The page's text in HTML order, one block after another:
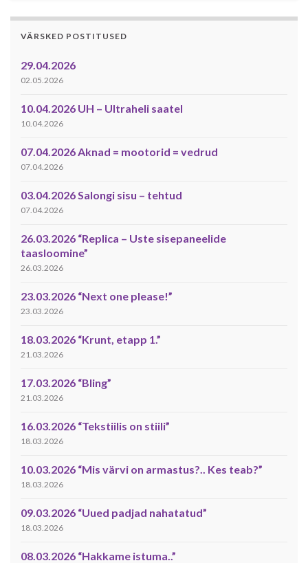
VÄRSKED POSTITUSED
29.04.2026
02.05.2026
10.04.2026 UH – Ultraheli saatel
10.04.2026
07.04.2026 Aknad = mootorid = vedrud
07.04.2026
03.04.2026 Salongi sisu – tehtud
07.04.2026
26.03.2026 “Replica – Uste sisepaneelide
taasloomine”
26.03.2026
23.03.2026 “Next one please!”
23.03.2026
18.03.2026 “Krunt, etapp 1.”
21.03.2026
17.03.2026 “Bling”
21.03.2026
16.03.2026 “Tekstiilis on stiili”
18.03.2026
10.03.2026 “Mis värvi on armastus?.. Kes teab?”
18.03.2026
09.03.2026 “Uued padjad nahatatud”
18.03.2026
08.03.2026 “Hakkame istuma..”